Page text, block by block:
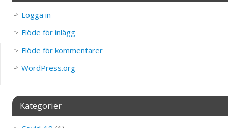
Logga in
Flöde för inlägg
Flöde för kommentarer
WordPress.org
Kategorier